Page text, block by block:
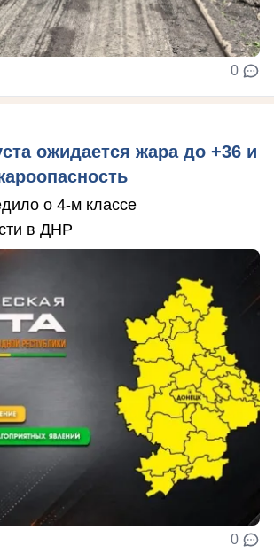
0
ожидается жара до +36 и
о 4-м классе
в ДНР
0